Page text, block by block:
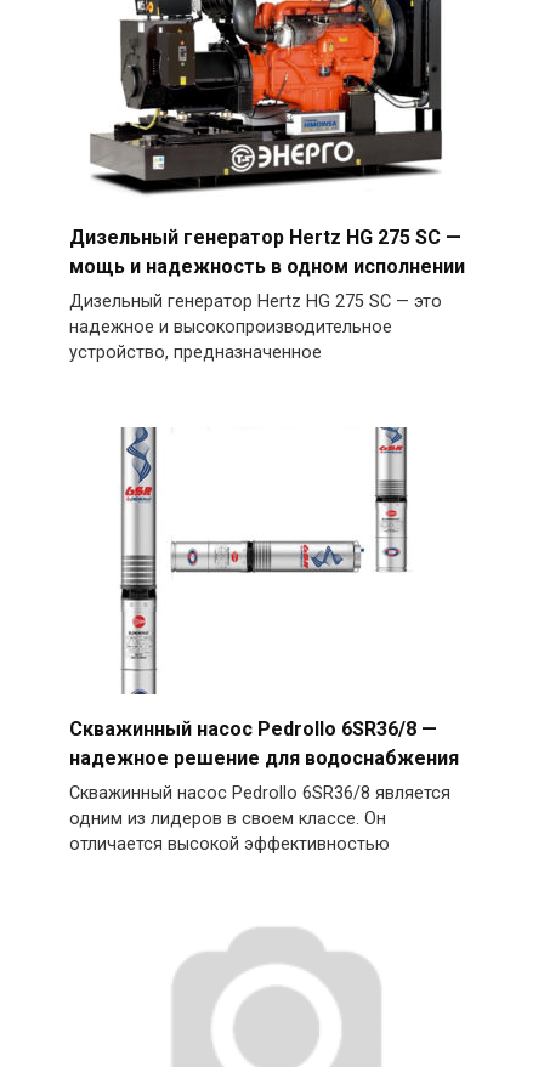
Дизельный генератор Hertz HG 275 SC —
мощь и надежность в одном исполнении
Дизельный генератор Hertz HG 275 SC — это
надежное и высокопроизводительное
устройство, предназначенное
Скважинный насос Pedrollo 6SR36/8 —
надежное решение для водоснабжения
Скважинный насос Pedrollo 6SR36/8 является
одним из лидеров в своем классе. Он
отличается высокой эффективностью